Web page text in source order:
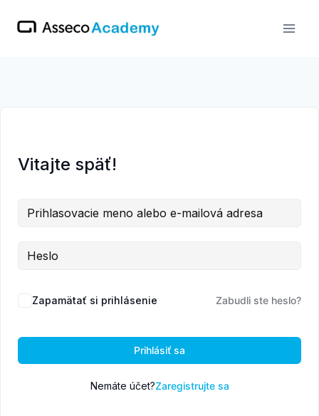
Vitajte späť!
Zapamätať si prihlásenie Zabudli ste heslo?
Prihlásiť sa
Nemáte účet?Zaregistrujte sa